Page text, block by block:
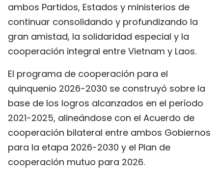
ambos Partidos, Estados y ministerios de
continuar consolidando y profundizando la
gran amistad, la solidaridad especial y la
cooperación integral entre Vietnam y Laos.
El programa de cooperación para el
quinquenio 2026-2030 se construyó sobre la
base de los logros alcanzados en el período
2021-2025, alineándose con el Acuerdo de
cooperación bilateral entre ambos Gobiernos
para la etapa 2026-2030 y el Plan de
cooperación mutuo para 2026.